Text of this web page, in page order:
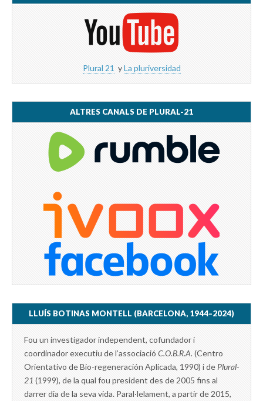
Plural 21 yLa pluriversidad
ALTRES CANALS DE PLURAL-21
LLUÍS BOTINAS MONTELL (BARCELONA, 1944–2024)
Fou un investigador independent, cofundador i
coordinador executiu de l’associació C.O.B.R.A. (Centro
Orientativo de Bio-regeneración Aplicada, 1990) i de Plural-
21 (1999), de la qual fou president des de 2005 fins al
darrer dia de la seva vida. Paral·lelament, a partir de 2015,